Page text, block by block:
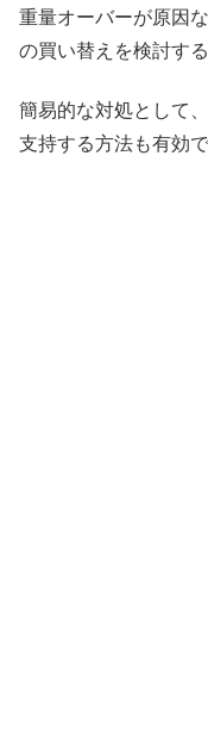
重量オーバーが原因
の買い替えを検討す
簡易的な対処として
支持する方法も有効で